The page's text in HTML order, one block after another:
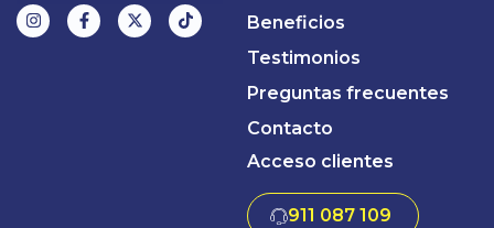
Beneficios
Testimonios
Preguntas frecuentes
Contacto
Acceso clientes
911 087 109